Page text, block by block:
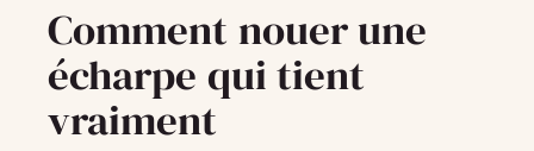
Comment nouer une
écharpe qui tient
vraiment